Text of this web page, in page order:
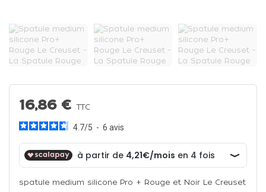
16,86 €TTC
4.7/5 - 6 avis
spatule medium silicone Pro + Rouge et Noir Le Creuset